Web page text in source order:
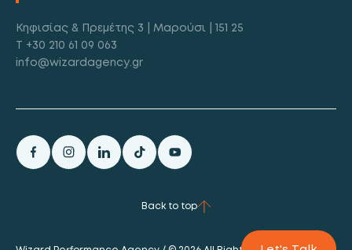
Κηφισίας & Πρεμέτης 3 | Μαρούσι | 151 25
T +30 210 61 09 063
info@wizardagency.gr
Back to top